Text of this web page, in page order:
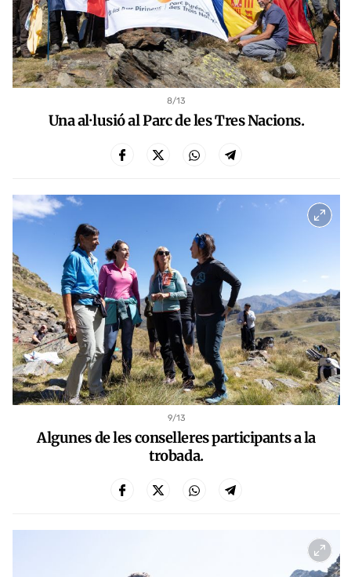
8/13
Una al·lusió al Parc de les Tres Nacions.
9/13
Algunes de les conselleres participants a la
trobada.